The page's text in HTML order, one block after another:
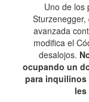
Uno de los
avanzada
modifica el
desalojos.
ocupando un
para inquilinos